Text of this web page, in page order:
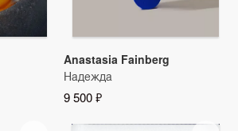
Anastasia Fainberg
Надежда
9 500 ₽